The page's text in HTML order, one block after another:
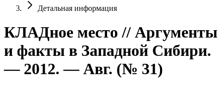
Детальная информация
КЛАДное место // Аргументы
и факты в Западной Сибири.
— 2012. — Авг. (№ 31)